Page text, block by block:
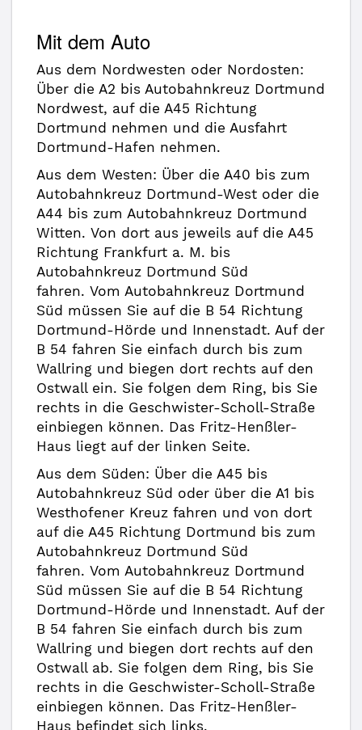
Mit dem Auto
Aus dem Nordwesten oder Nordosten:
Über die A2 bis Autobahnkreuz Dortmund
Nordwest, auf die A45 Richtung
Dortmund nehmen und die Ausfahrt
Dortmund-Hafen nehmen.
Aus dem Westen: Über die A40 bis zum
Autobahnkreuz Dortmund-West oder die
A44 bis zum Autobahnkreuz Dortmund
Witten. Von dort aus jeweils auf die A45
Richtung Frankfurt a. M. bis
Autobahnkreuz Dortmund Süd
fahren. Vom Autobahnkreuz Dortmund
Süd müssen Sie auf die B 54 Richtung
Dortmund-Hörde und Innenstadt. Auf der
B 54 fahren Sie einfach durch bis zum
Wallring und biegen dort rechts auf den
Ostwall ein. Sie folgen dem Ring, bis Sie
rechts in die Geschwister-Scholl-Straße
einbiegen können. Das Fritz-Henßler-
Haus liegt auf der linken Seite.
Aus dem Süden: Über die A45 bis
Autobahnkreuz Süd oder über die A1 bis
Westhofener Kreuz fahren und von dort
auf die A45 Richtung Dortmund bis zum
Autobahnkreuz Dortmund Süd
fahren. Vom Autobahnkreuz Dortmund
Süd müssen Sie auf die B 54 Richtung
Dortmund-Hörde und Innenstadt. Auf der
B 54 fahren Sie einfach durch bis zum
Wallring und biegen dort rechts auf den
Ostwall ab. Sie folgen dem Ring, bis Sie
rechts in die Geschwister-Scholl-Straße
einbiegen können. Das Fritz-Henßler-
Haus befindet sich links.